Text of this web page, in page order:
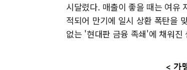
시달렸다. 매출이 좋을 때는 여유
적되어 만기에 일시 상환 폭탄을
없는 '현대판 금융 족쇄'에 채워진